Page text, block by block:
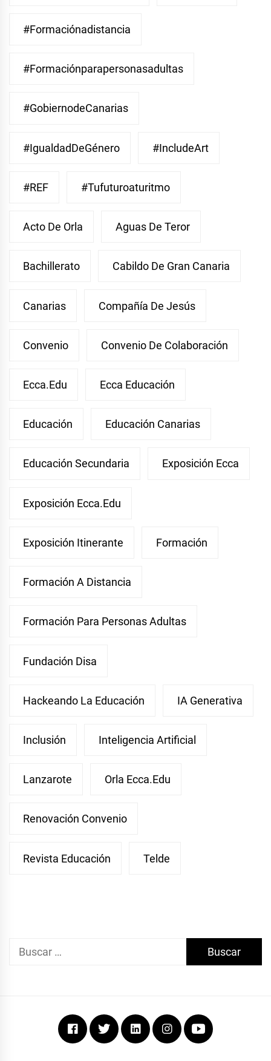
#Formaciónadistancia
#Formaciónparapersonasadultas
#GobiernodeCanarias
#IgualdadDeGénero #IncludeArt
#REF #Tufuturoaturitmo
Acto De Orla Aguas De Teror
Bachillerato Cabildo De Gran Canaria
Canarias Compañía De Jesús
Convenio Convenio De Colaboración
Ecca.edu Ecca Educación
Educación Educación Canarias
Educación Secundaria Exposición Ecca
Exposición Ecca.edu
Exposición Itinerante Formación
Formación A Distancia
Formación Para Personas Adultas
Fundación Disa
Hackeando La Educación IA Generativa
Inclusión Inteligencia Artificial
Lanzarote Orla Ecca.edu
Renovación Convenio
Revista Educación Telde
Buscar:
FacebookTwitterLinkedinInstagramYoutube